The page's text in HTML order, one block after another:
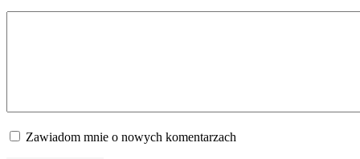
Zawiadom mnie o nowych komentarzach